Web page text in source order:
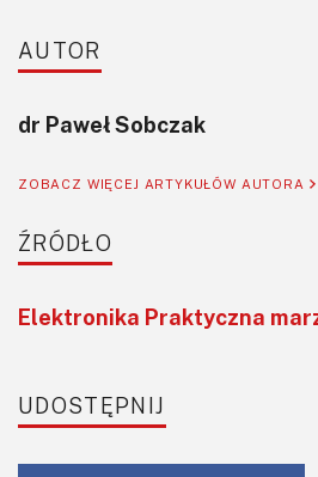
AUTOR
dr Paweł Sobczak
ZOBACZ WIĘCEJ ARTYKUŁÓW AUTORA
ŹRÓDŁO
Elektronika Praktyczna
UDOSTĘPNIJ